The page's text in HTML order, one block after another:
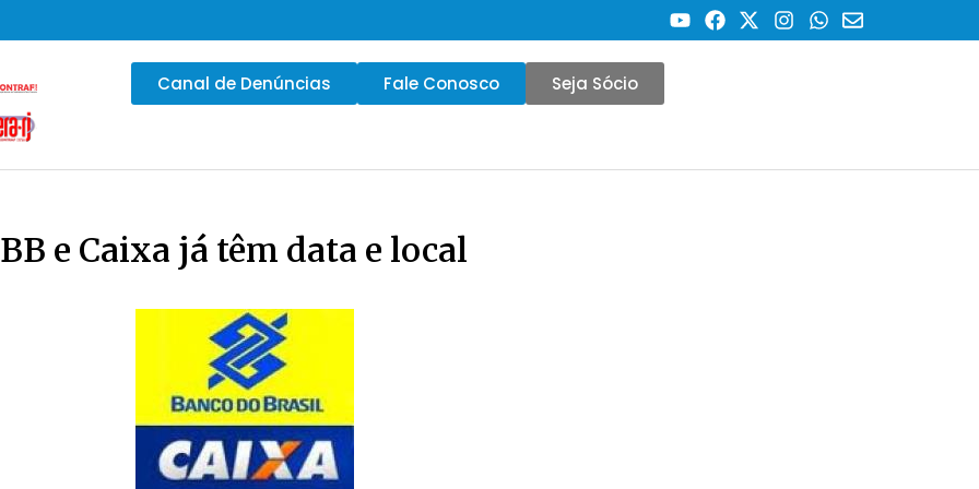
Canal de Denúncias Fale Conosco Seja Sócio
e Caixa já têm data e local